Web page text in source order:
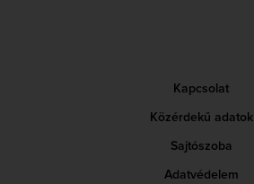
Kapcsolat
Közérdekű adatok
Sajtószoba
Adatvédelem